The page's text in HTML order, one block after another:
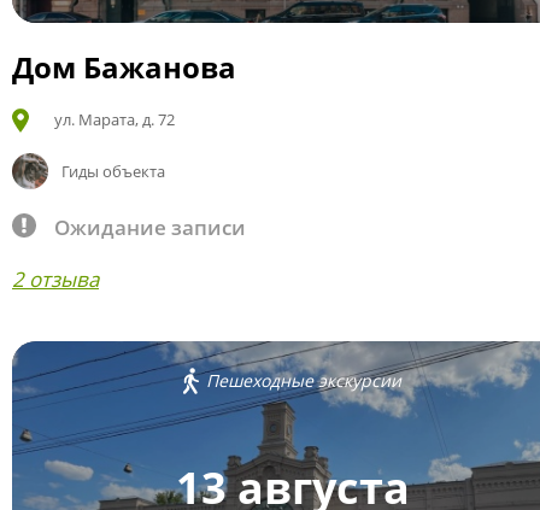
Дом Бажанова
ул. Марата, д. 72
Гиды объекта
Ожидание записи
2 отзыва
Пешеходные экскурсии
13 августа